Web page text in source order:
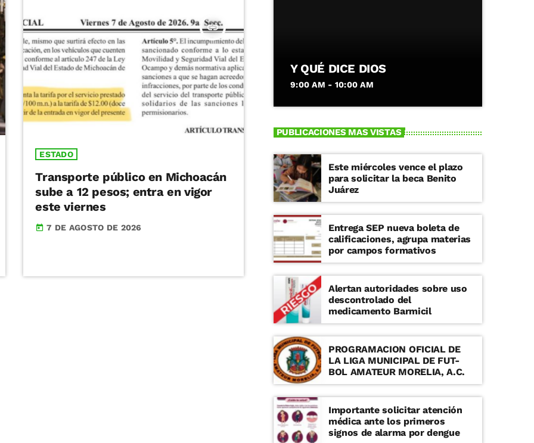
insert_link
ESTADO
Transporte público en Michoacán
sube a 12 pesos; entra en vigor
este viernes
today 7 DE AGOSTO DE 2026
Y QUÉ DICE DIOS
9:00 AM - 10:00 AM
PUBLICACIONES MAS VISTAS
Este miércoles vence el plazo
para solicitar la beca Benito
Juárez
Entrega SEP nueva boleta de
calificaciones, agrupa materias
por campos formativos
Alertan autoridades sobre uso
descontrolado del
medicamento Barmicil
PROGRAMACION OFICIAL DE
LA LIGA MUNICIPAL DE FUT-
BOL AMATEUR MORELIA, A.C.
Importante solicitar atención
médica ante los primeros
signos de alarma por dengue